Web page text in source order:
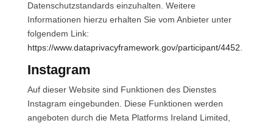
Datenschutzstandards einzuhalten. Weitere
Informationen hierzu erhalten Sie vom Anbieter unter
folgendem Link:
https://www.dataprivacyframework.gov/participant/4452
Instagram
Auf dieser Website sind Funktionen des Dienstes
Instagram eingebunden. Diese Funktionen werden
angeboten durch die Meta Platforms Ireland Limited,